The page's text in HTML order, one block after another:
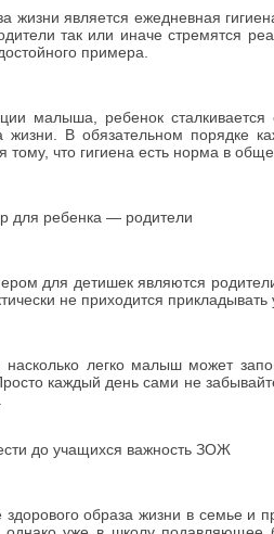
жизни является ежедневная
так или иначе стремятся
примера.
малыша, ребенок сталкивается
жизни. В обязательном порядке
тому, что гигиена есть норма в
ребенка — родители
для детишек являются родители.
не приходится
легко малыш может
каждый день сами не
до учащихся важность ЗОЖ
образа жизни в семье и